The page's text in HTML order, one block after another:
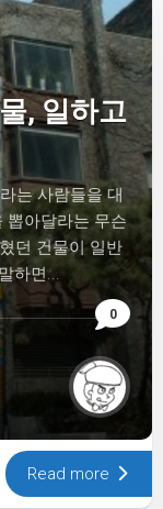
0
, 일하고
는 사람들을 대
뽑아달라는 무슨
던 건물이 일반
하면...
Read more